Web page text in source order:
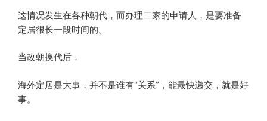
这情况发生在各种朝代，而办理二家的申请人，是要准备
定居很长一段时间的。
当改朝换代后，
海外定居是大事，并不是谁有“关系”，能最快递交，就是好
事。